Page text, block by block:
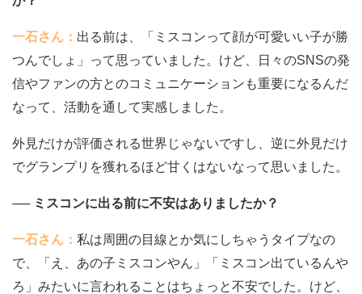
一石さん： 出る前は、「ミスコンって顔が可愛いい子が勝
つんでしょ」って思っていました。けど、日々のSNSの発
信やファンの方とのコミュニケーションも重要になるんだ
なって、活動を通して実感しました。
外見だけが評価される世界じゃないですし、逆に外見だけ
でグランプリを獲れるほど甘くはないなって思いました。
── ミスコンに出る前に不安はありましたか？
一石さん： 私は周囲の目線とか気にしちゃうタイプなの
で、「え、あの子ミスコンやん」「ミスコン出ているんや
ろ」みたいに言われることはちょっと不安でした。けど、